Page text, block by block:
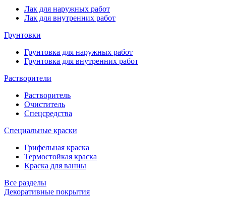
Лак для наружных работ
Лак для внутренних работ
Грунтовки
Грунтовка для наружных работ
Грунтовка для внутренних работ
Растворители
Растворитель
Очиститель
Спецсредства
Специальные краски
Грифельная краска
Термостойкая краска
Краска для ванны
Все разделы
Декоративные покрытия